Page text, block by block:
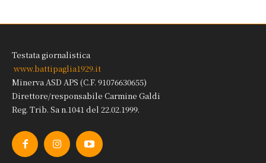
Testata giornalistica
www.battipaglia1929.it
Minerva ASD APS (C.F. 91076630655)
Direttore/responsabile Carmine Galdi
Reg. Trib. Sa n.1041 del 22.02.1999.